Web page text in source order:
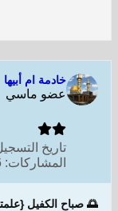
خادمة ام أبيها
عضو ماسي
تاريخ
المشاركات:
🌅 صباح الكفيل